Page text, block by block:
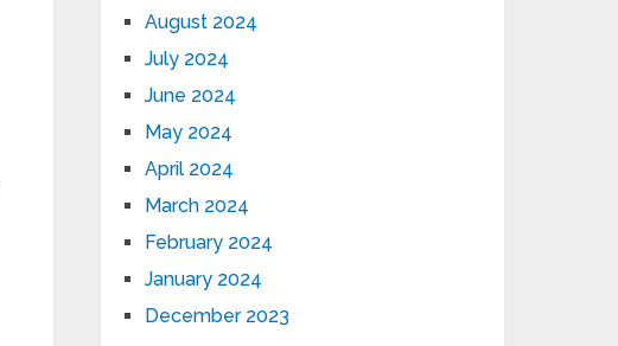
August 2024
July 2024
June 2024
May 2024
April 2024
March 2024
February 2024
January 2024
December 2023